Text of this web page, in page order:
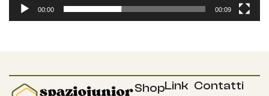
00:00 00:09
ShopLink Contatti